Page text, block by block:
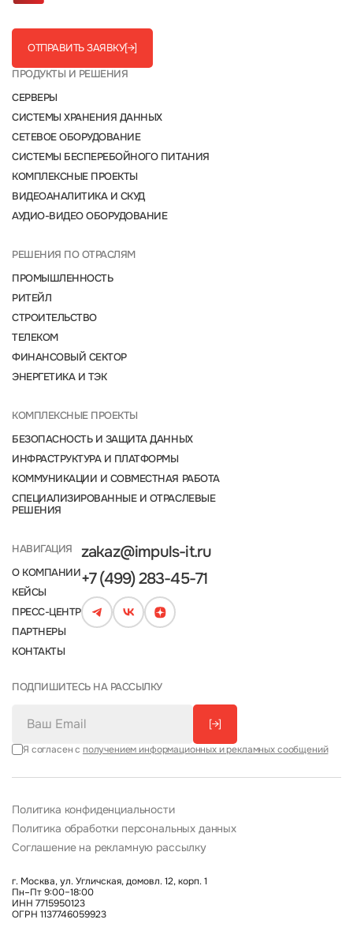
ОТПРАВИТЬ ЗАЯВКУ[→]
ПРОДУКТЫ И РЕШЕНИЯ
СЕРВЕРЫ
СИСТЕМЫ ХРАНЕНИЯ ДАННЫХ
СЕТЕВОЕ ОБОРУДОВАНИЕ
СИСТЕМЫ БЕСПЕРЕБОЙНОГО ПИТАНИЯ
КОМПЛЕКСНЫЕ ПРОЕКТЫ
ВИДЕОАНАЛИТИКА И СКУД
АУДИО-ВИДЕО ОБОРУДОВАНИЕ
РЕШЕНИЯ ПО ОТРАСЛЯМ
ПРОМЫШЛЕННОСТЬ
РИТЕЙЛ
СТРОИТЕЛЬСТВО
ТЕЛЕКОМ
ФИНАНСОВЫЙ СЕКТОР
ЭНЕРГЕТИКА И ТЭК
НАВИГАЦИЯ
О КОМПАНИИ
КЕЙСЫ
ПРЕСС-ЦЕНТР
ПАРТНЕРЫ
КОНТАКТЫ
zakaz@impuls-it.ru
+7 (499) 283-45-71
КОМПЛЕКСНЫЕ ПРОЕКТЫ
БЕЗОПАСНОСТЬ И ЗАЩИТА ДАННЫХ
ИНФРАСТРУКТУРА И ПЛАТФОРМЫ
КОММУНИКАЦИИ И СОВМЕСТНАЯ РАБОТА
СПЕЦИАЛИЗИРОВАННЫЕ И ОТРАСЛЕВЫЕ
РЕШЕНИЯ
ПОДПИШИТЕСЬ НА РАССЫЛКУ
[→]
Я согласен с получением информационных и рекламных сообщений
Политика конфиденциальности
Политика обработки персональных данных
Соглашение на рекламную рассылку
г. Москва, ул. Угличская, домовл. 12, корп. 1
Пн–Пт 9:00–18:00
ИНН 7715950123
ОГРН 1137746059923